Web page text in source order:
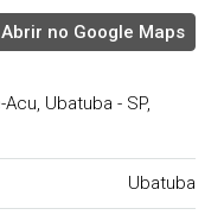
Abrir no Google Maps
Ubatuba - SP,
Ubatuba